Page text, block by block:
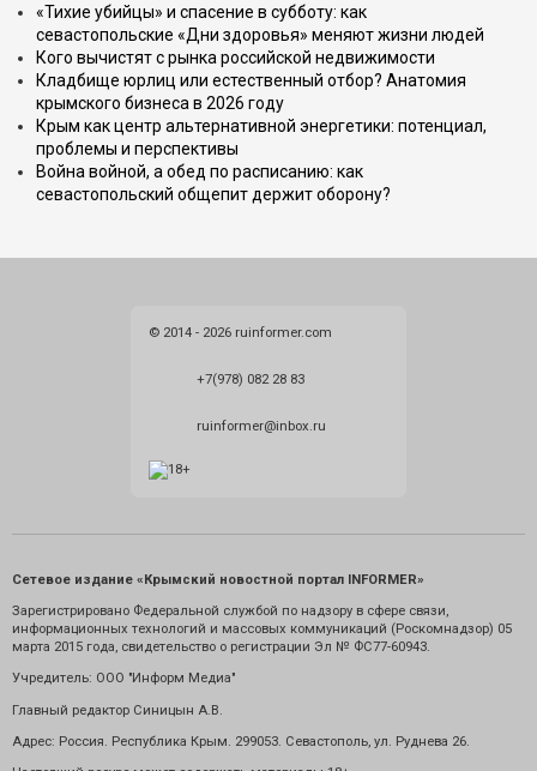
«Тихие убийцы» и спасение в субботу: как
севастопольские «Дни здоровья» меняют жизни людей
Кого вычистят с рынка российской недвижимости
Кладбище юрлиц или естественный отбор? Анатомия
крымского бизнеса в 2026 году
Крым как центр альтернативной энергетики: потенциал,
проблемы и перспективы
Война войной, а обед по расписанию: как
севастопольский общепит держит оборону?
© 2014 - 2026 ruinformer.com
+7(978) 082 28 83
ruinformer@inbox.ru
Сетевое издание «Крымский новостной портал INFORMER»
Зарегистрировано Федеральной службой по надзору в сфере связи,
информационных технологий и массовых коммуникаций (Роскомнадзор) 05
марта 2015 года, свидетельство о регистрации Эл № ФС77-60943.
Учредитель: ООО "Информ Медиа"
Главный редактор Синицын А.В.
Адрес: Россия. Республика Крым. 299053. Севастополь, ул. Руднева 26.